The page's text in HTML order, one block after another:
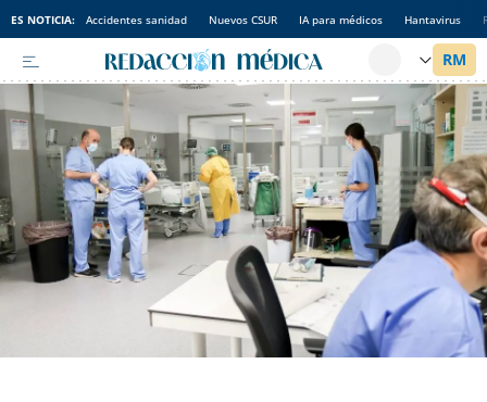
ES NOTICIA: Accidentes sanidad Nuevos CSUR IA para médicos Hantavirus